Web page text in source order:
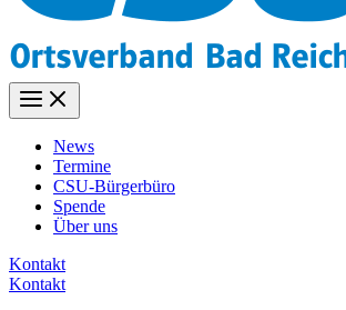
News
Termine
CSU-Bürgerbüro
Spende
Über uns
Kontakt
Kontakt